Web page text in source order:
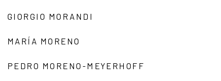
GIORGIO MORANDI
MARÍA MORENO
PEDRO MORENO-MEYERHOFF